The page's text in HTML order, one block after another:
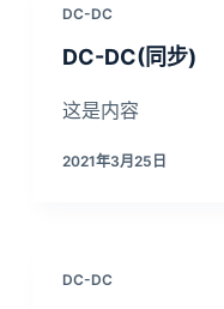
DC-DC
DC-DC(同步)
这是内容
2021年3月25日
DC-DC